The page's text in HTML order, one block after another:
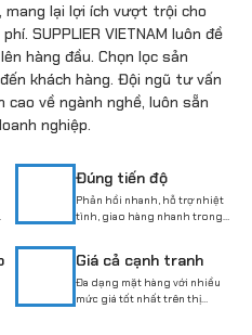
mang lại lợi ích vượt trội cho
SUPPLIER VIETNAM luôn đề
hàng đầu. Chọn lọc sản
khách hàng. Đội ngũ tư vấn
về ngành nghề, luôn sẵn
nghiệp.
Đúng tiến độ
Phản hồi nhanh, hỗ trợ nhiệt
tình, giao hàng nhanh trong
Giá cả cạnh tranh
Đa dạng mặt hàng với nhiều
mức giá tốt nhất trên thị